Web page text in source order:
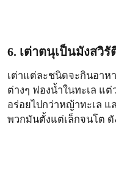
6. เต่าตนุเป็นมังสวิรั
เต่าแต่ละชนิดจะกินอาห
ต่างๆ ฟองน้ำในทะเล แ
อร่อยไปกว่าหญ้าทะเล แ
พวกมันตั้งแต่เล็กจนโต ดั